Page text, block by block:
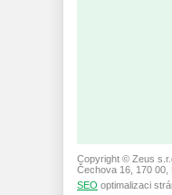
Copyright © Zeus
Čechova 16, 170 00,
SEO optimalizaci